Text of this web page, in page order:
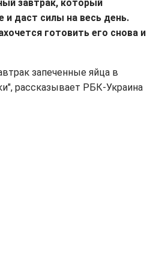
завтрак, который
и даст силы на весь день.
готовить его снова и
запеченные яйца в
рассказывает РБК-Украина